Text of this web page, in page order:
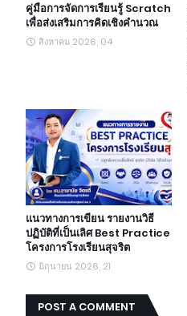
คู่มือการจัดการเรียนรู้ Scratch
เพื่อส่งเสริมการคิดเชิงคำนวณ
สิงหาคม 2026, 04
แนวทางการเขียน รายงานวิธี
ปฏิบัติที่เป็นเลิศ Best Practice
โครงการโรงเรียนสุจริต
มิถุนายน 2026, 21
POST A COMMENT